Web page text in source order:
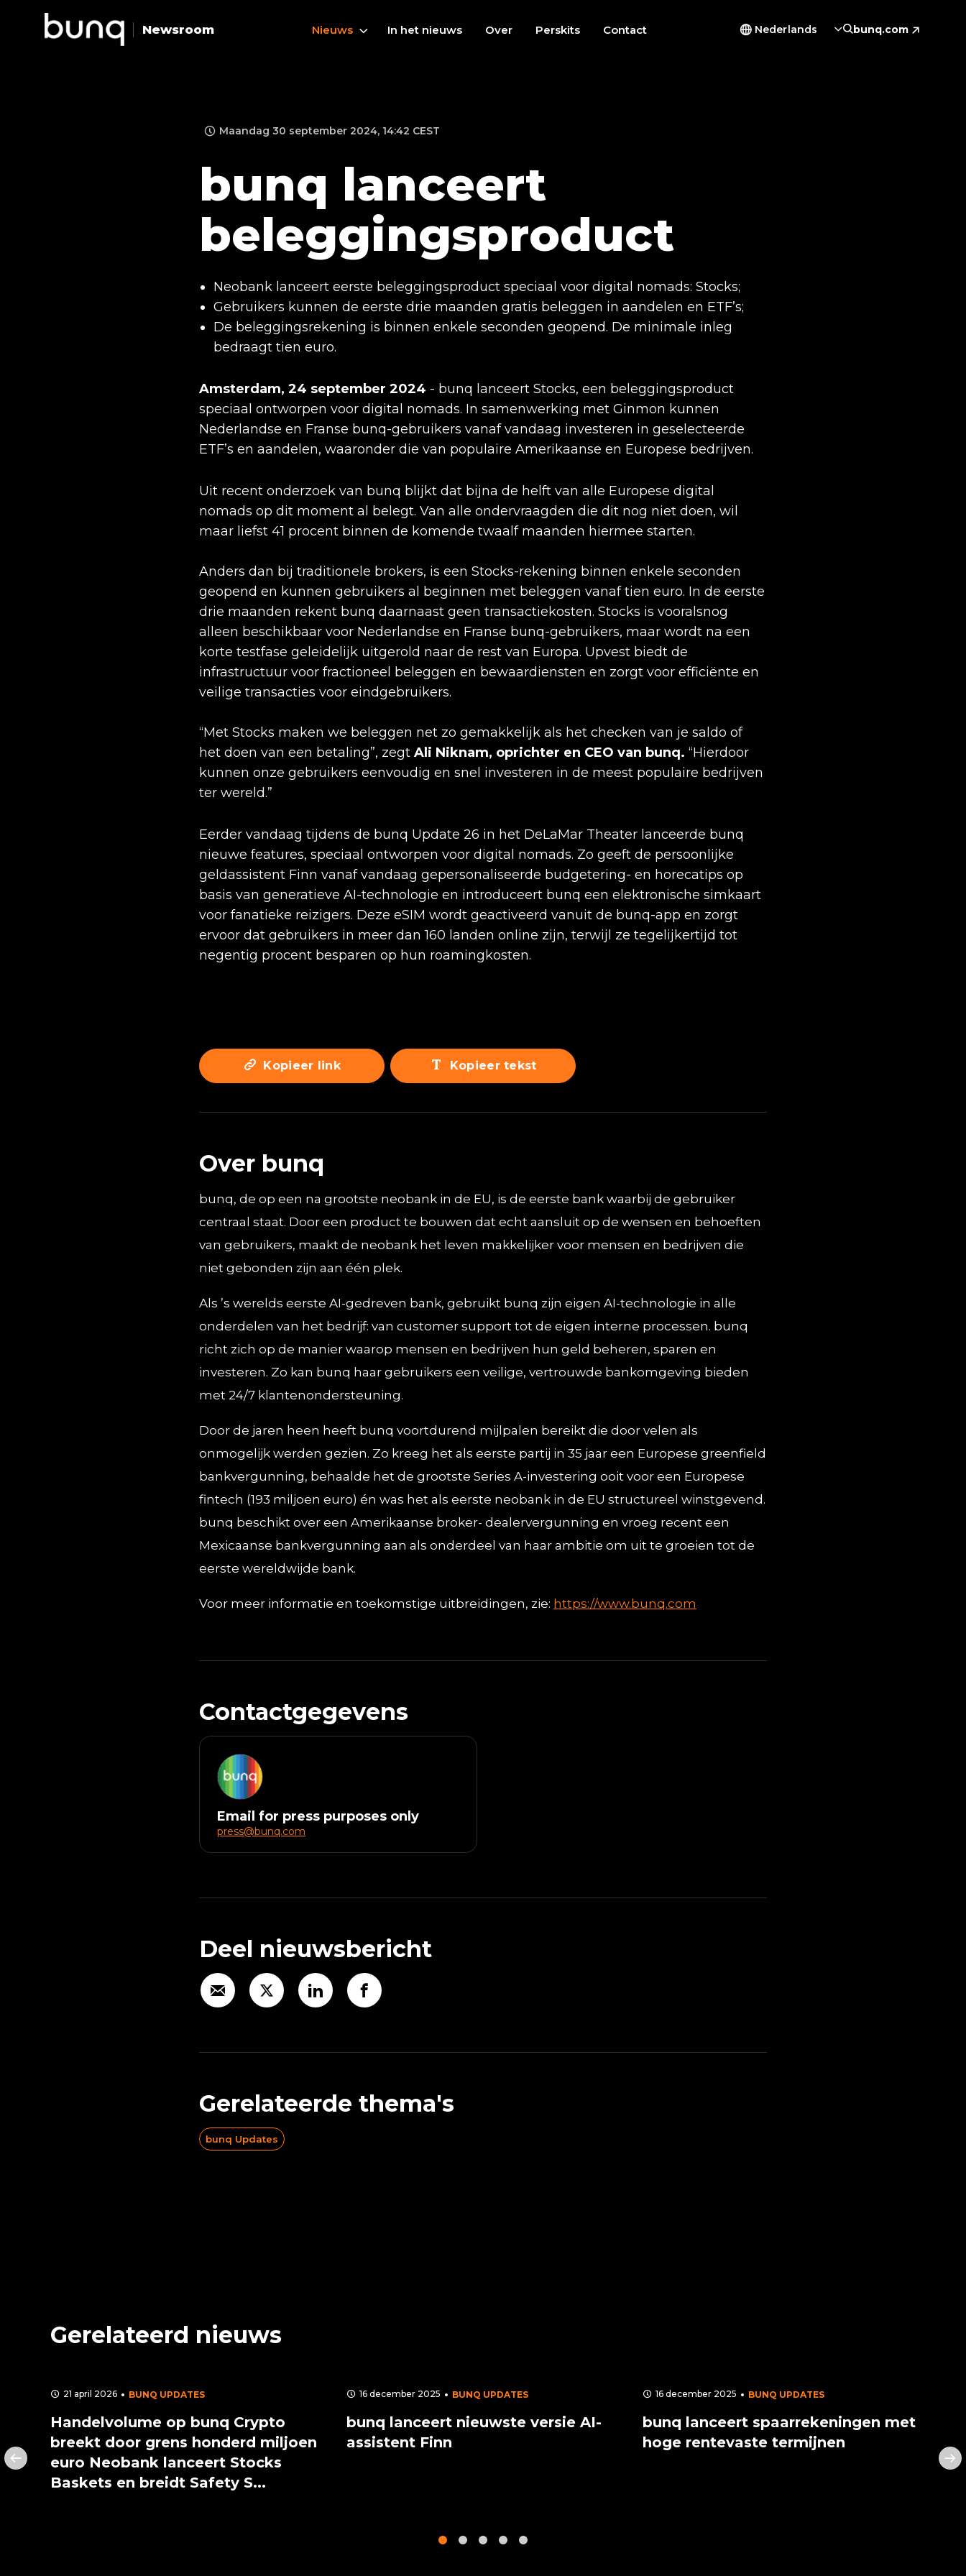
Newsroom Nieuws In het nieuws Over Perskits Contact Nederlands bunq.com
Maandag 30 september 2024, 14:42 CEST
bunq lanceert
beleggingsproduct
Neobank lanceert eerste beleggingsproduct speciaal voor digital nomads: Stocks;
Gebruikers kunnen de eerste drie maanden gratis beleggen in aandelen en ETF’s;
De beleggingsrekening is binnen enkele seconden geopend. De minimale inleg
bedraagt tien euro.
Amsterdam, 24 september 2024 - bunq lanceert Stocks, een beleggingsproduct
speciaal ontworpen voor digital nomads. In samenwerking met Ginmon kunnen
Nederlandse en Franse bunq-gebruikers vanaf vandaag investeren in geselecteerde
ETF’s en aandelen, waaronder die van populaire Amerikaanse en Europese bedrijven.
Uit recent onderzoek van bunq blijkt dat bijna de helft van alle Europese digital
nomads op dit moment al belegt. Van alle ondervraagden die dit nog niet doen, wil
maar liefst 41 procent binnen de komende twaalf maanden hiermee starten.
Anders dan bij traditionele brokers, is een Stocks-rekening binnen enkele seconden
geopend en kunnen gebruikers al beginnen met beleggen vanaf tien euro. In de eerste
drie maanden rekent bunq daarnaast geen transactiekosten. Stocks is vooralsnog
alleen beschikbaar voor Nederlandse en Franse bunq-gebruikers, maar wordt na een
korte testfase geleidelijk uitgerold naar de rest van Europa. Upvest biedt de
infrastructuur voor fractioneel beleggen en bewaardiensten en zorgt voor efficiënte en
veilige transacties voor eindgebruikers.
“Met Stocks maken we beleggen net zo gemakkelijk als het checken van je saldo of
het doen van een betaling”, zegt Ali Niknam, oprichter en CEO van bunq. “Hierdoor
kunnen onze gebruikers eenvoudig en snel investeren in de meest populaire bedrijven
ter wereld.”
Eerder vandaag tijdens de bunq Update 26 in het DeLaMar Theater lanceerde bunq
nieuwe features, speciaal ontworpen voor digital nomads. Zo geeft de persoonlijke
geldassistent Finn vanaf vandaag gepersonaliseerde budgetering- en horecatips op
basis van generatieve AI-technologie en introduceert bunq een elektronische simkaart
voor fanatieke reizigers. Deze eSIM wordt geactiveerd vanuit de bunq-app en zorgt
ervoor dat gebruikers in meer dan 160 landen online zijn, terwijl ze tegelijkertijd tot
negentig procent besparen op hun roamingkosten.
Kopieer link Kopieer tekst
Over bunq
bunq, de op een na grootste neobank in de EU, is de eerste bank waarbij de gebruiker
centraal staat. Door een product te bouwen dat echt aansluit op de wensen en behoeften
van gebruikers, maakt de neobank het leven makkelijker voor mensen en bedrijven die
niet gebonden zijn aan één plek.
Als ’s werelds eerste AI-gedreven bank, gebruikt bunq zijn eigen AI-technologie in alle
onderdelen van het bedrijf: van customer support tot de eigen interne processen. bunq
richt zich op de manier waarop mensen en bedrijven hun geld beheren, sparen en
investeren. Zo kan bunq haar gebruikers een veilige, vertrouwde bankomgeving bieden
met 24/7 klantenondersteuning.
Door de jaren heen heeft bunq voortdurend mijlpalen bereikt die door velen als
onmogelijk werden gezien. Zo kreeg het als eerste partij in 35 jaar een Europese greenfield
bankvergunning, behaalde het de grootste Series A-investering ooit voor een Europese
fintech (193 miljoen euro) én was het als eerste neobank in de EU structureel winstgevend.
bunq beschikt over een Amerikaanse broker- dealervergunning en vroeg recent een
Mexicaanse bankvergunning aan als onderdeel van haar ambitie om uit te groeien tot de
eerste wereldwijde bank.
Voor meer informatie en toekomstige uitbreidingen, zie: https://www.bunq.com
Contactgegevens
Email for press purposes only
press@bunq.com
Deel nieuwsbericht
Gerelateerde thema's
bunq Updates
Gerelateerd nieuws
21 april 2026 BUNQ UPDATES
Handelvolume op bunq Crypto
breekt door grens honderd miljoen
euro Neobank lanceert Stocks
Baskets en breidt Safety S...
16 december 2025 BUNQ UPDATES
bunq lanceert nieuwste versie AI-
assistent Finn
16 december 2025 BUNQ UPDATES
bunq lanceert spaarrekeningen met
hoge rentevaste termijnen